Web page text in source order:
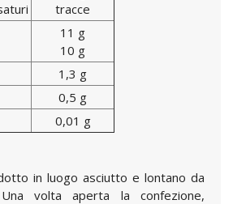
tracce
11 g
10 g
1,3 g
0,5 g
0,01 g
in luogo asciutto e lontano da
volta aperta la confezione,